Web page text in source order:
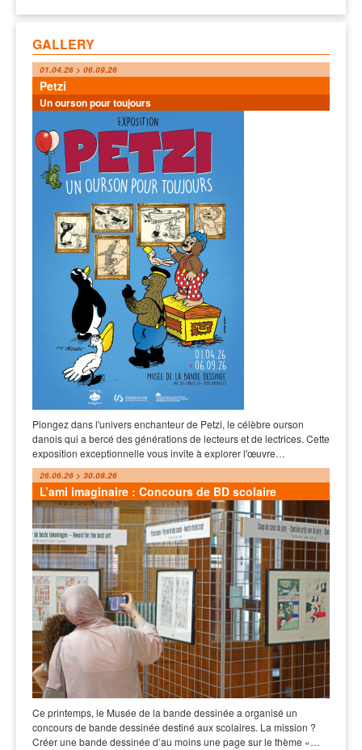
GALLERY
01.04.26 > 06.09.26
Petzi
Un ourson pour toujours
Plongez dans l'univers enchanteur de Petzi, le célèbre ourson
danois qui a bercé des générations de lecteurs et de lectrices. Cette
exposition exceptionnelle vous invite à explorer l'œuvre…
26.06.26 > 30.08.26
L’ami imaginaire : Concours de BD scolaire
Ce printemps, le Musée de la bande dessinée a organisé un
concours de bande dessinée destiné aux scolaires. La mission ?
Créer une bande dessinée d’au moins une page sur le thème «…